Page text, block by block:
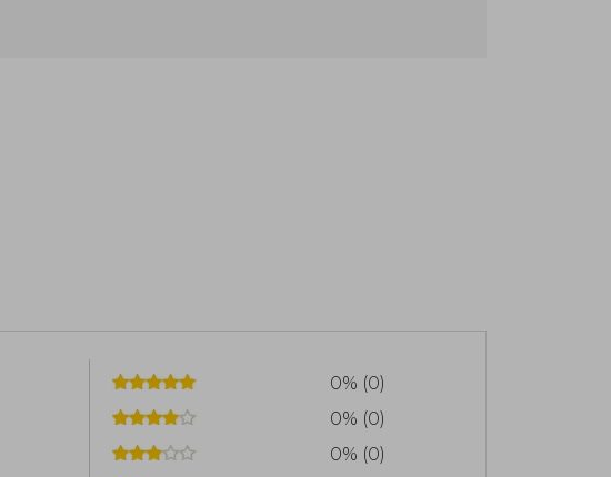
se publicó en The Magazine of F&SF en 1990.
Kurt Busiek; Planet of the Apes (2011), para boom!
Battles of Genghis Khan (2013), para IDW.
0% (0)
0% (0)
0% (0)